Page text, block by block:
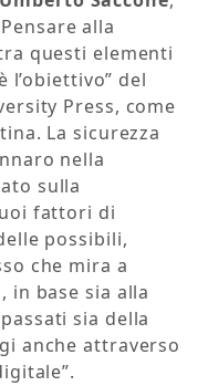
alla
questi elementi
del
Press, come
La sicurezza
nella
sulla
fattori di
possibili,
che mira a
in base sia alla
sia della
anche attraverso